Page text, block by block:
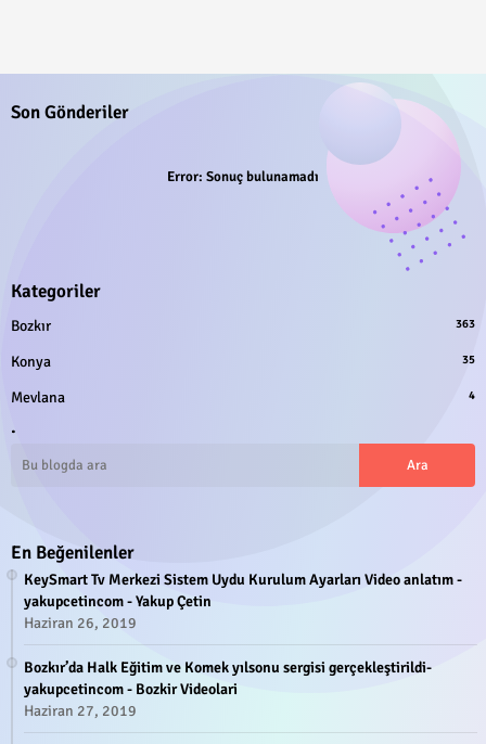
Son Gönderiler
Error: Sonuç bulunamadı
Kategoriler
Bozkır 363
Konya 35
Mevlana 4
.
En Beğenilenler
KeySmart Tv Merkezi Sistem Uydu Kurulum Ayarları Video anlatım -
yakupcetincom - Yakup Çetin
Haziran 26, 2019
Bozkır’da Halk Eğitim ve Komek yılsonu sergisi gerçekleştirildi-
yakupcetincom - Bozkir Videolari
Haziran 27, 2019